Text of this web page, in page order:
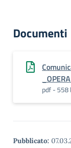
Documenti
pdf - 558
Pubblicato: